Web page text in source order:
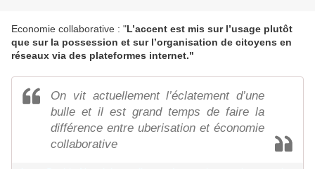
Economie collaborative : "L’accent est mis sur l’usage plutôt
que sur la possession et sur l’organisation de citoyens en
réseaux via des plateformes internet."
On vit actuellement l’éclatement d’une
bulle et il est grand temps de faire la
différence entre uberisation et économie
collaborative